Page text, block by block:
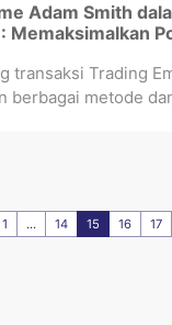
Adam Smith
Memaksimalkan
transaksi Trading
berbagai metode
1 ... 14 15 16 17